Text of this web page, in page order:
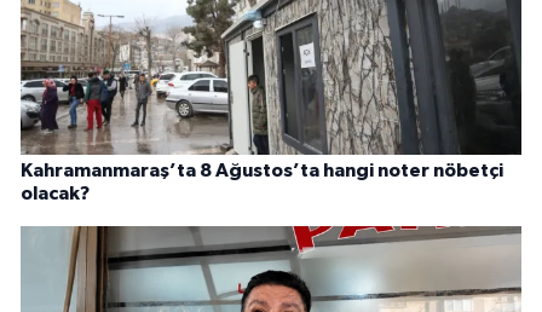
Kahramanmaraş’ta 8 Ağustos’ta hangi noter nöbetçi
olacak?